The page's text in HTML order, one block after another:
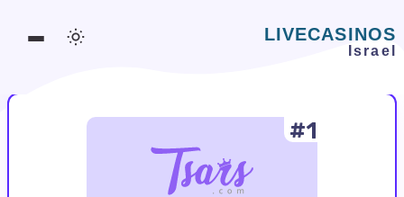
משחקים אונליין
#1